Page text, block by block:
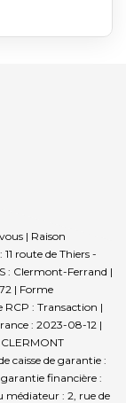
| Raison
route de Thiers -
: Clermont-Ferrand |
| Forme
RCP : Transaction |
: 2023-08-12 |
caisse de garantie :
garantie financière :
médiateur : 2, rue de